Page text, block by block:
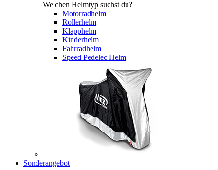
Welchen Helmtyp suchst du?
Motorradhelm
Rollerhelm
Klapphelm
Kinderhelm
Fahrradhelm
Speed Pedelec Helm
Sonderangebot